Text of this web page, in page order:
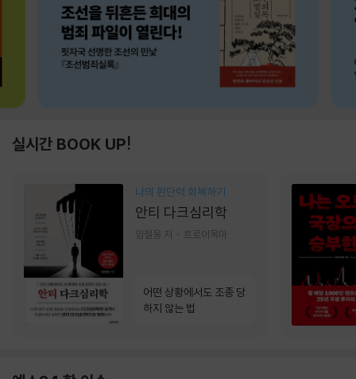
실시간 BOOK UP!
나의 판단력 회복하기
안티 다크심리학
임철웅 저 트로이목마
어떤 상황에서도 조종 당
하지 않는 법